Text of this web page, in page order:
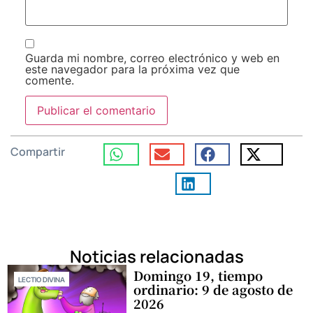
Guarda mi nombre, correo electrónico y web en
este navegador para la próxima vez que
comente.
Compartir
Noticias relacionadas
LECTIO DIVINA Domingo 19, tiempo
ordinario: 9 de agosto de
2026